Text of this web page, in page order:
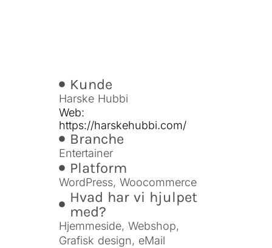
Kunde
Harske Hubbi
Web:
https://harskehubbi.com/
Branche
Entertainer
Platform
WordPress, Woocommerce
Hvad har vi hjulpet
med?
Hjemmeside, Webshop,
Grafisk design, eMail